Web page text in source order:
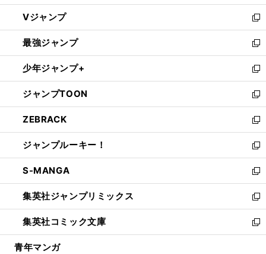
ウ
ィ
ン
ド
ウ
で
開
く
し
い
ウ
ィ
ン
ド
ウ
で
開
く
Vジャンプ
新
し
い
ウ
ィ
ン
ド
ウ
で
開
く
最強ジャンプ
新
し
い
ウ
ィ
ン
ド
ウ
で
開
く
少年ジャンプ+
新
し
い
ウ
ィ
ン
ド
ウ
で
開
く
ジャンプTOON
新
し
い
ウ
ィ
ン
ド
ウ
で
開
く
ZEBRACK
新
し
い
ウ
ィ
ン
ド
ウ
で
開
ジャンプルーキー！
新
し
い
ウ
ィ
ン
ド
ウ
S-MANGA
新
し
い
ウ
ィ
ン
集英社ジャンプリミックス
新
し
い
ウ
集英社コミック文庫
新
し
青年マンガ